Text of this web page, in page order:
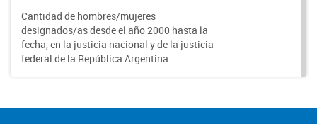
Cantidad de hombres/mujeres
designados/as desde el año 2000 hasta la
fecha, en la justicia nacional y de la justicia
federal de la República Argentina.